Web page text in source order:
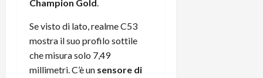
Champion Gold.
Se visto di lato, realme C53
mostra il suo profilo sottile
che misura solo 7,49
millimetri. C’è un sensore di